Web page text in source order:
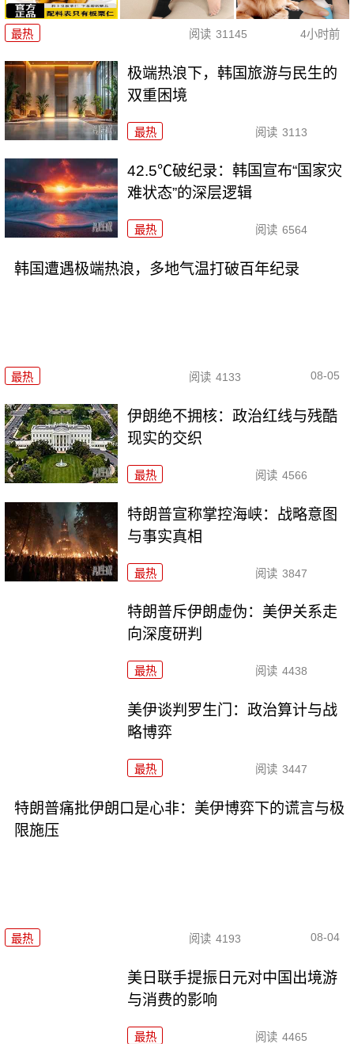
最热 阅读 31145 4小时前
极端热浪下，韩国旅游与民生的
双重困境
最热 阅读 3113
42.5℃破纪录：韩国宣布“国家灾
难状态”的深层逻辑
最热 阅读 6564
韩国遭遇极端热浪，多地气温打破百年纪录
最热 阅读 4133 08-05
伊朗绝不拥核：政治红线与残酷
现实的交织
最热 阅读 4566
特朗普宣称掌控海峡：战略意图
与事实真相
最热 阅读 3847
特朗普斥伊朗虚伪：美伊关系走
向深度研判
最热 阅读 4438
美伊谈判罗生门：政治算计与战
略博弈
最热 阅读 3447
特朗普痛批伊朗口是心非：美伊博弈下的谎言与极
限施压
最热 阅读 4193 08-04
美日联手提振日元对中国出境游
与消费的影响
最热 阅读 4465